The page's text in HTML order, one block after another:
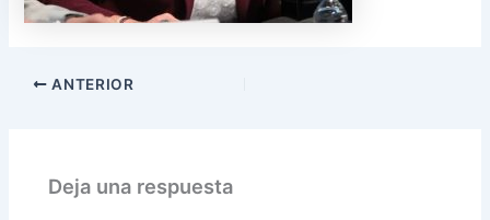
ANTERIOR
Deja una respuesta